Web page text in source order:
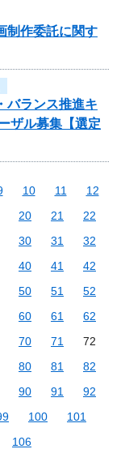
制作委託に関す
バランス推進キ
ザル募集【選定
10 11
12
20 21
22
30 31
32
40 41
42
50 51
52
60 61
62
70 71
72
80 81
82
90 91
92
100
101
106